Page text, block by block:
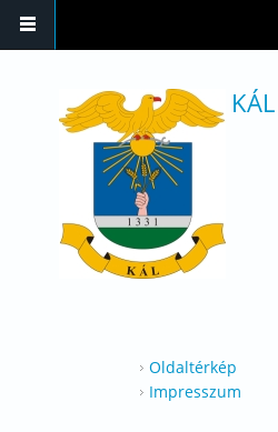
Oldaltérkép
Impresszum